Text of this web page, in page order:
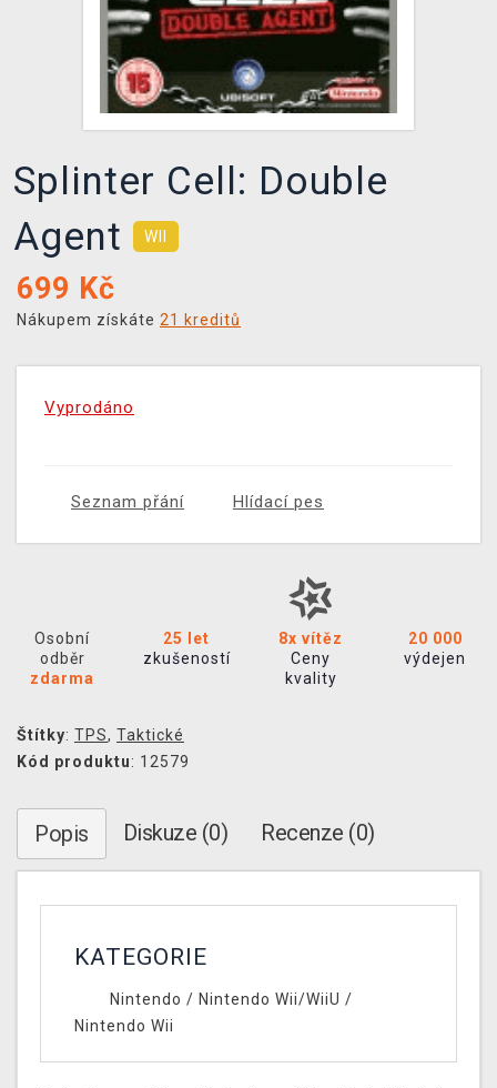
VÝKUP HER (BAZAR)
Splinter Cell: Double
Agent
WII
699 Kč
Nákupem získáte 21 kreditů
Vyprodáno
Seznam přání Hlídací pes
Osobní
odběr
zdarma
25 let
zkušeností
8x vítěz
Ceny
kvality
20 000
výdejen
Štítky: TPS, Taktické
Kód produktu: 12579
Popis Diskuze (0) Recenze (0)
KATEGORIE
Nintendo / Nintendo Wii/WiiU /
Nintendo Wii